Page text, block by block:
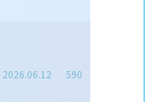
2026.06.12 590